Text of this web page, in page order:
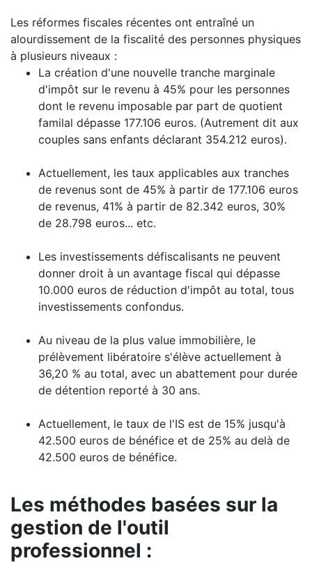
Les réformes fiscales récentes ont entraîné un
alourdissement de la fiscalité des personnes physiques
à plusieurs niveaux :
La création d'une nouvelle tranche marginale
d'impôt sur le revenu à 45% pour les personnes
dont le revenu imposable par part de quotient
familal dépasse 177.106 euros. (Autrement dit aux
couples sans enfants déclarant 354.212 euros).
Actuellement, les taux applicables aux tranches
de revenus sont de 45% à partir de 177.106 euros
de revenus, 41% à partir de 82.342 euros, 30%
de 28.798 euros... etc.
Les investissements défiscalisants ne peuvent
donner droit à un avantage fiscal qui dépasse
10.000 euros de réduction d'impôt au total, tous
investissements confondus.
Au niveau de la plus value immobilière, le
prélèvement libératoire s'élève actuellement à
36,20 % au total, avec un abattement pour durée
de détention reporté à 30 ans.
Actuellement, le taux de l'IS est de 15% jusqu'à
42.500 euros de bénéfice et de 25% au delà de
42.500 euros de bénéfice.
Les méthodes basées sur la
gestion de l'outil
professionnel :